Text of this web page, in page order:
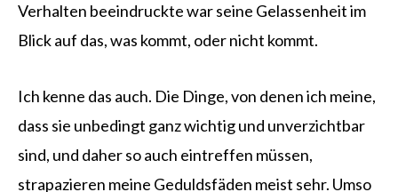
Verhalten beeindruckte war seine Gelassenheit im
Blick auf das, was kommt, oder nicht kommt.
Ich kenne das auch. Die Dinge, von denen ich meine,
dass sie unbedingt ganz wichtig und unverzichtbar
sind, und daher so auch eintreffen müssen,
strapazieren meine Geduldsfäden meist sehr. Umso